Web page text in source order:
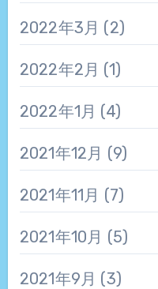
2022年3月 (2)
2022年2月 (1)
2022年1月 (4)
2021年12月 (9)
2021年11月 (7)
2021年10月 (5)
2021年9月 (3)